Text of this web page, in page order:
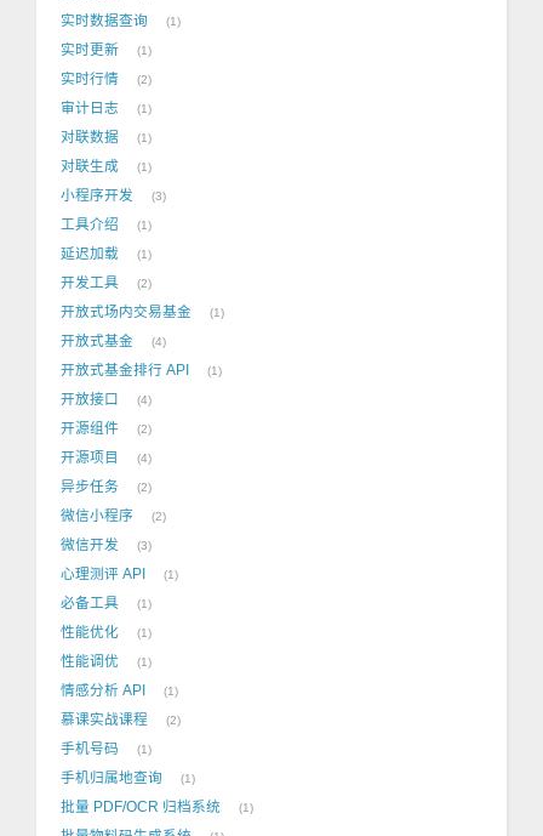
实时数据查询 1
实时更新 1
实时行情 2
审计日志 1
对联数据 1
对联生成 1
小程序开发 3
工具介绍 1
延迟加载 1
开发工具 2
开放式场内交易基金 1
开放式基金 4
开放式基金排行 API 1
开放接口 4
开源组件 2
开源项目 4
异步任务 2
微信小程序 2
微信开发 3
心理测评 API 1
必备工具 1
性能优化 1
性能调优 1
情感分析 API 1
慕课实战课程 2
手机号码 1
手机归属地查询 1
批量 PDF/OCR 归档系统 1